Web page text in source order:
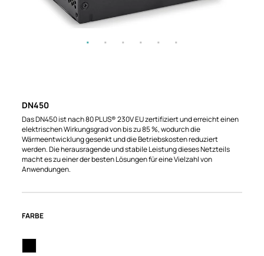
DN450
Das DN450 ist nach 80 PLUS® 230V EU zertifiziert und erreicht einen
elektrischen Wirkungsgrad von bis zu 85 %, wodurch die
Wärmeentwicklung gesenkt und die Betriebskosten reduziert
werden. Die herausragende und stabile Leistung dieses Netzteils
macht es zu einer der besten Lösungen für eine Vielzahl von
Anwendungen.
FARBE